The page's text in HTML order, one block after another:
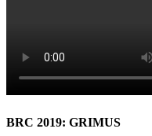
BRC 2019: GRIMUS